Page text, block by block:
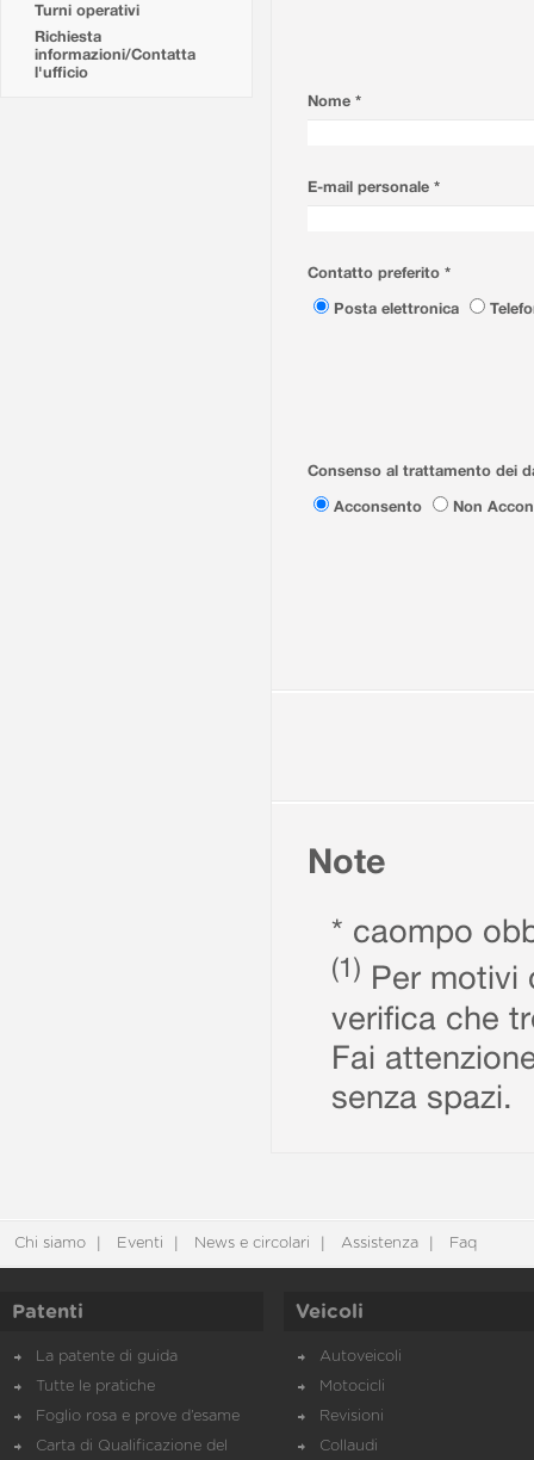
Turni operativi
Richiesta
informazioni/Contatta
l'ufficio
Nome *
E-mail personale *
Contatto preferito *
Posta elettronica
Consenso al trattamento dei
Acconsento
Non
Note
* caompo
(1) Per motivi
verifica che
Fai
senza spazi.
Chi siamo Eventi News e circolari Assistenza Faq
Patenti
La patente di guida
Tutte le pratiche
Foglio rosa e prove d’esame
Carta di Qualificazione del
Veicoli
Autoveicoli
Motocicli
Revisioni
Collaudi